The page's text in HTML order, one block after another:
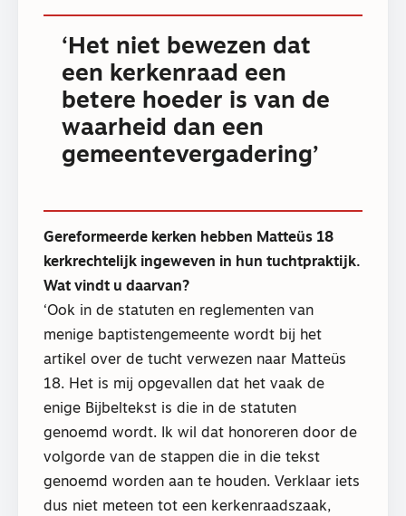
‘Het niet bewezen dat
een kerkenraad een
betere hoeder is van de
waarheid dan een
gemeentevergadering’
Gereformeerde kerken hebben Matteüs 18
kerkrechtelijk ingeweven in hun tuchtpraktijk.
Wat vindt u daarvan?
‘Ook in de statuten en reglementen van
menige baptistengemeente wordt bij het
artikel over de tucht verwezen naar Matteüs
18. Het is mij opgevallen dat het vaak de
enige Bijbeltekst is die in de statuten
genoemd wordt. Ik wil dat honoreren door de
volgorde van de stappen die in die tekst
genoemd worden aan te houden. Verklaar iets
dus niet meteen tot een kerkenraadszaak,